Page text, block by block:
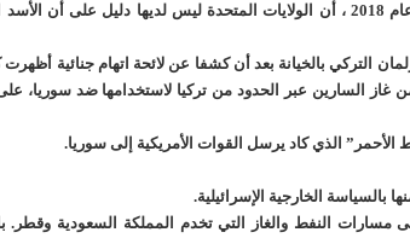
اعترف وزير الدفاع جيمس ماتيس ، في عام 2018 ، أن الولايات المتحدة ليس لديها دليل على
التركي بالخيانة بعد أن كشفا عن لائحة اتهام جنائية
لتهريب 2.2 كيلوغرام من غاز السارين عبر الحدود من تركيا لاستخدامها ضد
الأحمر” الذي كاد يرسل القوات الأمريكية إلى سوريا.
بالسياسة الخارجية الإسرائيلية.
مسارات النفط والغاز التي تخدم المملكة السعودية وقطر.